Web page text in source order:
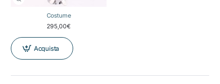
Costume
295,00€
Acquista